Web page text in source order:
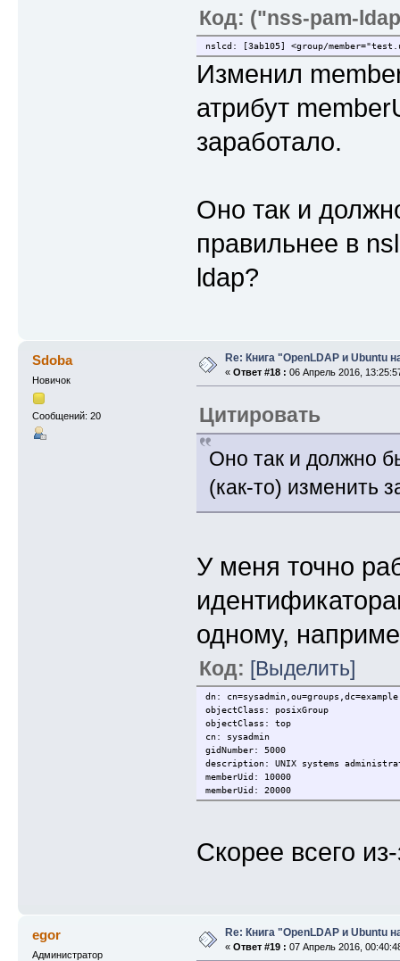
Код: ("nss-pam-
nslcd: [3ab105] <group/
Изменил
атрибут
заработало.
Оно так и
правильнее в
ldap?
Sdoba
Новичок
Сообщений: 20
Re: Книга "OpenLDAP и Ubuntu
« Ответ #18 : 06 Апрель 2016,
Цитировать
Оно так и должно
(как-то) изменить
У меня точно
одному,
Код: [Выделить]
dn:
objectClass: posixGroup
objectClass: top
cn: sysadmin
gidNumber: 5000
description: UNIX systems
memberUid: 10000
memberUid: 20000
Скорее всего
egor
Администратор
Re: Книга "OpenLDAP и Ubuntu
« Ответ #19 : 07 Апрель 2016,